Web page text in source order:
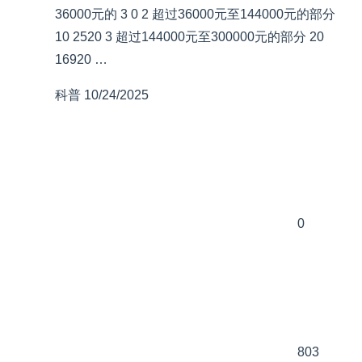
36000元的 3 0 2 超过36000元至144000元的部分
10 2520 3 超过144000元至300000元的部分 20
16920 …
科普 10/24/2025
0
803